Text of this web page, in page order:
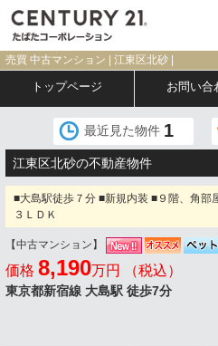
売買 中古マンション | 江東区北砂 |
トップページ お問い合
最近見た物件 1
江東区北砂の不動産物件
■大島駅徒歩７分 ■新規内装 ■９階、角部
３ＬＤＫ
【中古マンション】
価格 8,190万円 （税込）
東京都新宿線 大島駅 徒歩7分